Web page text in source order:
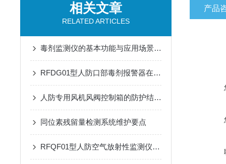
相关文章
RELATED ARTICLES
毒剂监测仪的基本功能与应用场景说明
RFDG01型人防口部毒剂报警器在应急响应中的应用效果
人防专用风机风阀控制箱的防护结构：防潮、防霉与抗冲击设计
同位素残留量检测系统维护要点
RFQF01型人防空气放射性监测仪的工作原理与技术分析
产品